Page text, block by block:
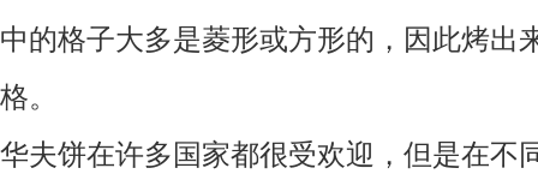
中的格子大多是菱形或方形的，因此烤出
格。
华夫饼在许多国家都很受欢迎，但是在不